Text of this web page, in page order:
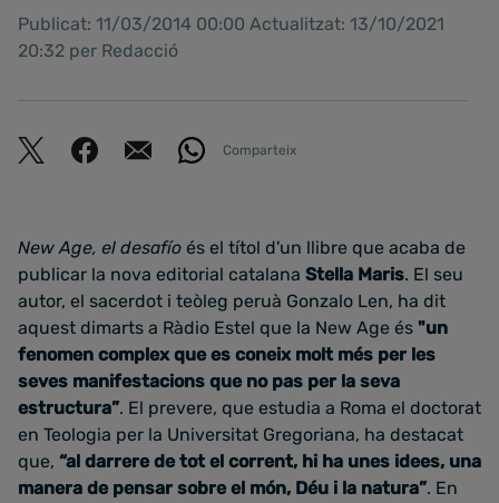
Publicat: 11/03/2014 00:00 Actualitzat: 13/10/2021
20:32 per Redacció
Comparteix
New Age, el desafío és el títol d'un llibre que acaba de
publicar la nova editorial catalana Stella Maris. El seu
autor, el sacerdot i teòleg peruà Gonzalo Len, ha dit
aquest dimarts a Ràdio Estel que la New Age és "un
fenomen complex que es coneix molt més per les
seves manifestacions que no pas per la seva
estructura”. El prevere, que estudia a Roma el doctorat
en Teologia per la Universitat Gregoriana, ha destacat
que, “al darrere de tot el corrent, hi ha unes idees, una
manera de pensar sobre el món, Déu i la natura”. En